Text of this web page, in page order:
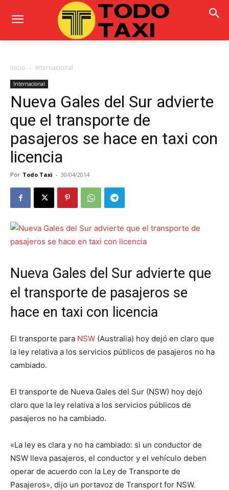
Inicio Internacional
Internacional
Nueva Gales del Sur advierte
que el transporte de
pasajeros se hace en taxi con
licencia
Por Todo Taxi - 30/04/2014
Nueva Gales del Sur advierte que
el transporte de pasajeros se
hace en taxi con licencia
El transporte para NSW (Australia) hoy dejó en claro que
la ley relativa a los servicios públicos de pasajeros no ha
cambiado.
El transporte de Nueva Gales del Sur (NSW) hoy dejó
claro que la ley relativa a los servicios públicos de
pasajeros no ha cambiado.
«La ley es clara y no ha cambiado: si un conductor de
NSW lleva pasajeros, el conductor y el vehículo deben
operar de acuerdo con la Ley de Transporte de
Pasajeros», dijo un portavoz de Transport for NSW.